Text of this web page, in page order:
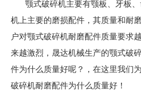
颚式破碎机主要有颚板、牙板
机上主要的磨损配件，其质量和耐
户对颚式破碎机耐磨配件质量要求
来越激烈，晟达机械生产的颚式破
件为什么质量好呢？，在这里我们
破碎机耐磨配件为什么质量好！